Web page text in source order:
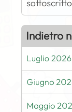
Indietro
Luglio 2026
Giugno
Maggio